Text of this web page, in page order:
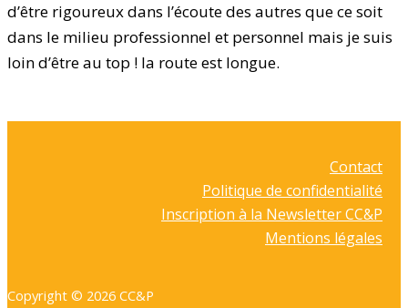
d’être rigoureux dans l’écoute des autres que ce soit
dans le milieu professionnel et personnel mais je suis
loin d’être au top ! la route est longue.
Contact
Politique de confidentialité
Inscription à la Newsletter CC&P
Mentions légales
Copyright © 2026 CC&P